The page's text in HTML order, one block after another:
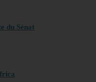
du Sénat